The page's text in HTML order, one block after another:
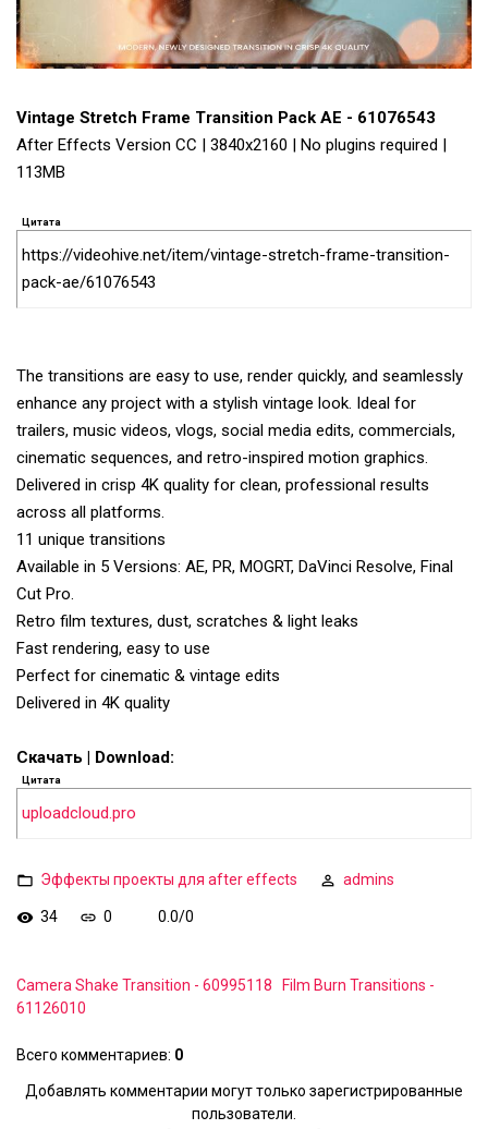
Vintage Stretch Frame Transition Pack AE - 61076543
After Effects Version CC | 3840x2160 | No plugins required |
113MB
Цитата
https://videohive.net/item/vintage-stretch-frame-transition-
pack-ae/61076543
The transitions are easy to use, render quickly, and seamlessly
enhance any project with a stylish vintage look. Ideal for
trailers, music videos, vlogs, social media edits, commercials,
cinematic sequences, and retro-inspired motion graphics.
Delivered in crisp 4K quality for clean, professional results
across all platforms.
11 unique transitions
Available in 5 Versions: AE, PR, MOGRT, DaVinci Resolve, Final
Cut Pro.
Retro film textures, dust, scratches & light leaks
Fast rendering, easy to use
Perfect for cinematic & vintage edits
Delivered in 4K quality
Скачать | Download:
Цитата
uploadcloud.pro
Эффекты проекты для after effects admins
34 0 0.0/0
Camera Shake Transition - 60995118
Film Burn Transitions -
61126010
Всего комментариев: 0
Добавлять комментарии могут только зарегистрированные
пользователи.